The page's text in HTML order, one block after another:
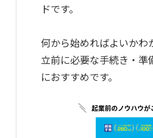
ドです。
何から始めればよいかわ
立前に必要な手続き・準
におすすめです。